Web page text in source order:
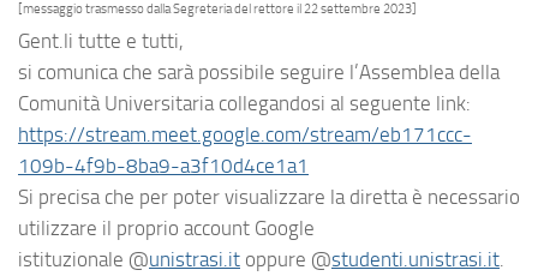
[messaggio trasmesso dalla Segreteria del rettore il 22 settembre 2023]
Gent.li tutte e tutti,
si comunica che sarà possibile seguire l’Assembleadella
Comunità Universitaria collegandosi al seguente link:
https://stream.meet.google.com/stream/eb171ccc-
109b-4f9b-8ba9-a3f10d4ce1a1
Si precisa che per poter visualizzare la diretta è necessario
utilizzare il proprio account Google
istituzionale @unistrasi.it oppure @studenti.unistrasi.it.